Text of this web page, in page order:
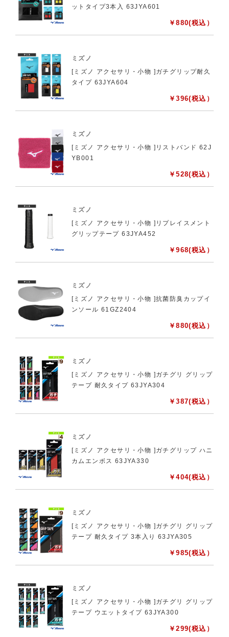
ットタイプ3本入 63JYA601
￥880(税込）
ミズノ
[ミズノ アクセサリ・小物 ]ガチグリップ耐久
タイプ 63JYA604
￥396(税込）
ミズノ
[ミズノ アクセサリ・小物 ]リストバンド 62J
YB001
￥528(税込）
ミズノ
[ミズノ アクセサリ・小物 ]リプレイスメント
グリップテープ 63JYA452
￥968(税込）
ミズノ
[ミズノ アクセサリ・小物 ]抗菌防臭カップイ
ンソール 61GZ2404
￥880(税込）
ミズノ
[ミズノ アクセサリ・小物 ]ガチグリ グリップ
テープ 耐久タイプ 63JYA304
￥387(税込）
ミズノ
[ミズノ アクセサリ・小物 ]ガチグリップ ハニ
カムエンボス 63JYA330
￥404(税込）
ミズノ
[ミズノ アクセサリ・小物 ]ガチグリ グリップ
テープ 耐久タイプ 3本入り 63JYA305
￥985(税込）
ミズノ
[ミズノ アクセサリ・小物 ]ガチグリ グリップ
テープ ウエットタイプ 63JYA300
￥299(税込）